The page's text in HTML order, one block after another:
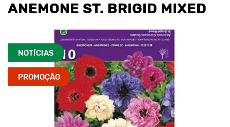
ANEMONE ST. BRIGID MIXED
NOTÍCIAS
PROMOÇÃO